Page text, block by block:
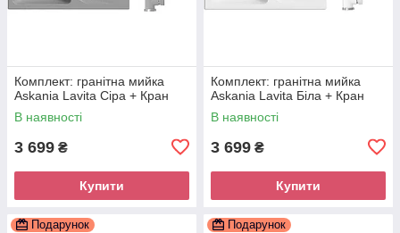
Комплект: гранітна мийка
Askania Lavita Сіра + Кран
В наявності
3 699 ₴
Купити
Комплект: гранітна мийка
Askania Lavita Біла + Кран
В наявності
3 699 ₴
Купити
Подарунок Подарунок